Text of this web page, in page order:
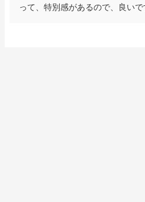
って、特別感があるので、良いで